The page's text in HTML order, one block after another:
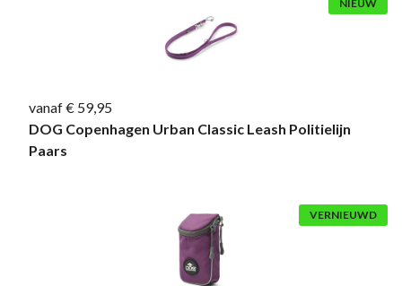
NIEUW
vanaf € 59,95
DOG Copenhagen Urban Classic Leash Politielijn
Paars
VERNIEUWD